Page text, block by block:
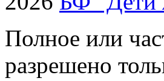
Полное или
разрешено